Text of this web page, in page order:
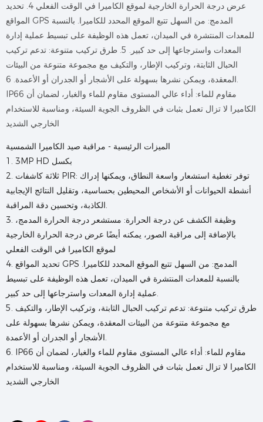
عرض درجة الحرارة الخارجية لموقع الكاميرا في الوقت الفعلي 4. تحديد
المواقع GPS المدمج: من السهل تتبع الموقع المحدد للكاميرا. بالنسبة
للمعدات المنتشرة في الميدان، تعمل هذه الوظيفة على تبسيط عملية إدارة
المعدات واسترجاعها إلى حد كبير. 5. طرق تركيب متنوعة: تدعم تركيب
الحبال الثابتة، وتركيب الإطار، والتكيف مع مجموعة متنوعة من البيئات
المعقدة، ويمكن نشرها بسهولة على الأشجار أو الجدران أو الأعمدة. 6.
IP66 مقاوم للماء: أداء عالي المستوى مقاوم للماء والغبار، لضمان أن
الكاميرا لا تزال تعمل بثبات في الظروف الجوية السيئة، ومناسبة للاستخدام
الخارجي الشديد
الميزات الرئيسية - مراقبة صيد الكاميرا الشمسية
1. 3MP HD بكسل
2. ثلاثة كاشفات PIR: توفر تغطية استشعار واسعة النطاق، ويمكنها إدراك
أنشطة الحيوانات أو الأشخاص المحيطين بحساسية، وتقليل النتائج الإيجابية
الكاذبة، وتحسين دقة المراقبة.
3. وظيفة الكشف عن درجة الحرارة: مستشعر درجة الحرارة المدمج،
بالإضافة إلى مراقبة الصور، يمكنه أيضًا عرض درجة الحرارة الخارجية
لموقع الكاميرا في الوقت الفعلي
4. تحديد المواقع GPS المدمج: من السهل تتبع الموقع المحدد للكاميرا.
بالنسبة للمعدات المنتشرة في الميدان، تعمل هذه الوظيفة على تبسيط
عملية إدارة المعدات واسترجاعها إلى حد كبير.
5. طرق تركيب متنوعة: تدعم تركيب الحبال الثابتة، وتركيب الإطار، والتكيف
مع مجموعة متنوعة من البيئات المعقدة، ويمكن نشرها بسهولة على
الأشجار أو الجدران أو الأعمدة.
6. IP66 مقاوم للماء: أداء عالي المستوى مقاوم للماء والغبار، لضمان أن
الكاميرا لا تزال تعمل بثبات في الظروف الجوية السيئة، ومناسبة للاستخدام
الخارجي الشديد